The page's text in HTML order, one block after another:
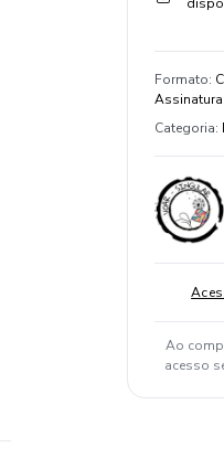
Formato:
Assinatura
Categoria:
Ao
acesso